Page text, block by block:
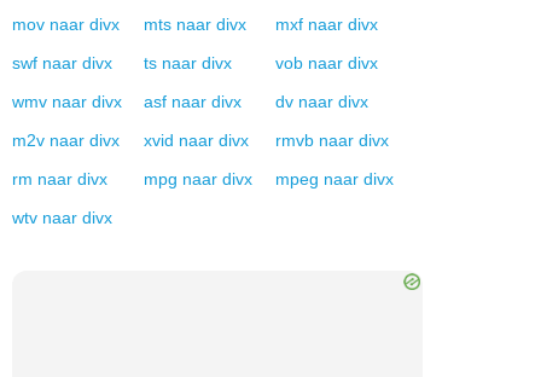
mov naar divx mts naar divx mxf naar divx
swf naar divx ts naar divx vob naar divx
wmv naar divx asf naar divx dv naar divx
m2v naar divx xvid naar divx rmvb naar divx
rm naar divx mpg naar divx mpeg naar divx
wtv naar divx